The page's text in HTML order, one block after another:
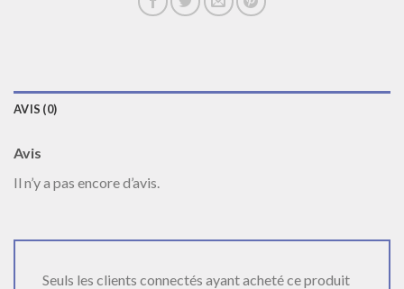
AVIS (0)
Avis
Il n’y a pas encore d’avis.
Seuls les clients connectés ayant acheté ce produit